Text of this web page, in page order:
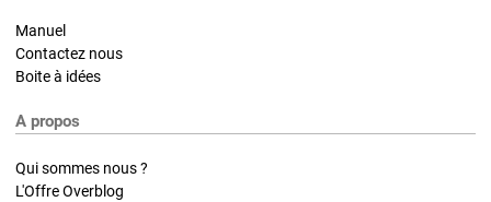
Manuel
Contactez nous
Boite à idées
A propos
Qui sommes nous ?
L'Offre Overblog